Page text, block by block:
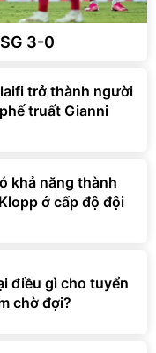
3-0
trở thành người
truất Gianni
khả năng thành
ở cấp độ đội
điều gì cho tuyển
chờ đợi?